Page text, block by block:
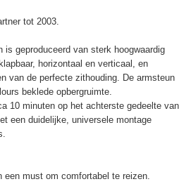
tot 2003.
is geproduceerd van sterk hoogwaardig
horizontaal en verticaal, en
van de perfecte zithouding. De armsteun
beklede opbergruimte.
10 minuten op het achterste gedeelte van
een duidelijke, universele montage
een must om comfortabel te reizen.